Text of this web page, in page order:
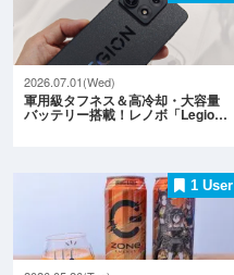
2026.07.01(Wed)
軍用級タフネス＆高冷却・大容量
バッテリー搭載！レノボ「Legio…
1 User